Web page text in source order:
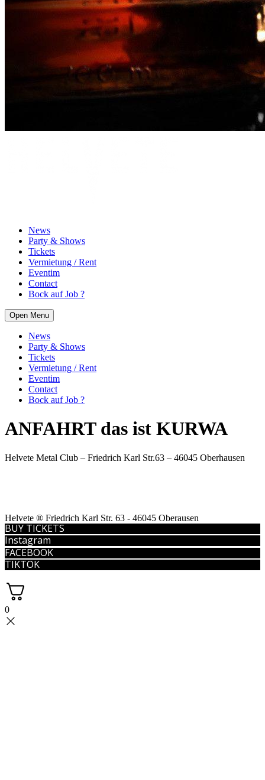
News
Party & Shows
Tickets
Vermietung / Rent
Eventim
Contact
Bock auf Job ?
Open Menu
News
Party & Shows
Tickets
Vermietung / Rent
Eventim
Contact
Bock auf Job ?
ANFAHRT das ist KURWA
Helvete Metal Club – Friedrich Karl Str.63 – 46045 Oberhausen
Helvete ® Friedrich Karl Str. 63 - 46045 Oberausen
BUY TICKETS
Instagram
FACEBOOK
TIKTOK
0